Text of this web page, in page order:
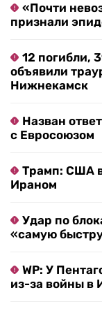
«Почти
признали
12 погибли,
объявили
Нижнекамск
Назван
с Евросоюзом
Трамп: США
Ираном
Удар по
«самую
WP: У
из-за войны в